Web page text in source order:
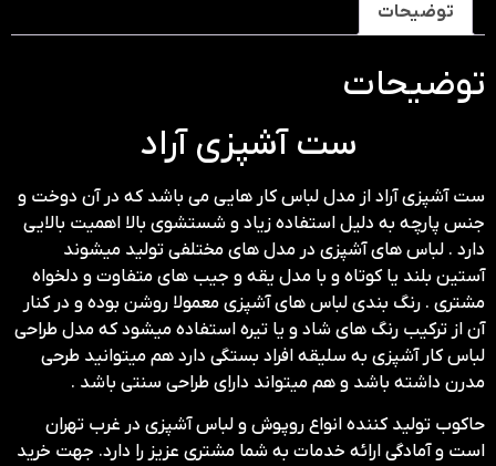
توضیحات
توضیحات
ست آشپزی آراد
ست آشپزی آراد از مدل لباس کار هایی می باشد که در آن دوخت و
جنس پارچه به دلیل استفاده زیاد و شستشوی بالا اهمیت بالایی
دارد . لباس های آشپزی در مدل های مختلفی تولید میشوند
آستین بلند یا کوتاه و با مدل یقه و جیب های متفاوت و دلخواه
مشتری . رنگ بندی لباس های آشپزی معمولا روشن بوده و در کنار
آن از ترکیب رنگ های شاد و یا تیره استفاده میشود که مدل طراحی
لباس کار آشپزی به سلیقه افراد بستگی دارد هم میتوانید طرحی
مدرن داشته باشد و هم میتواند دارای طراحی سنتی باشد .
حاکوب تولید کننده انواع روپوش و لباس آشپزی در غرب تهران
است و آمادگی ارائه خدمات به شما مشتری عزیز را دارد. جهت خرید